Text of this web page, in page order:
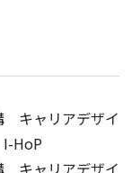
キャリアデザイ
HoP
キャリアデザイ